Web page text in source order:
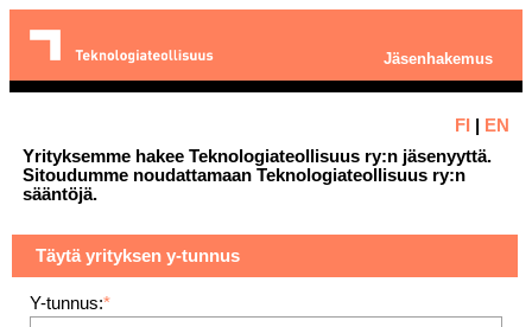
Jäsenhakemus
FI
EN
Yrityksemme hakee Teknologiateollisuus ry:n jäsenyyttä.
Sitoudumme noudattamaan Teknologiateollisuus ry:n
sääntöjä.
Täytä yrityksen y-tunnus
Y-tunnus:*